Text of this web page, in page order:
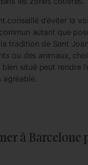
conseillé d’éviter la
autant que
tradition de Sant
ou des animaux,
situé peut rendre
agréable.
à Barcelone